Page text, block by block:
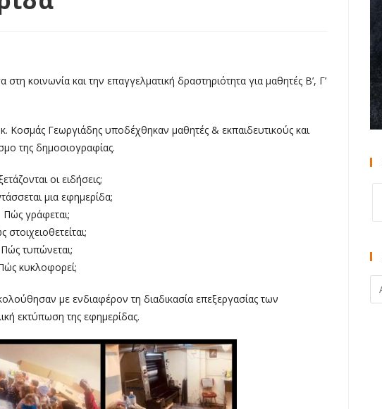
κοινωνία και την επαγγελματική δραστηριότητα για μαθητές Β’, Γ’
Κοσμάς Γεωργιάδης υποδέχθηκαν μαθητές & εκπαιδευτικούς και
της δημοσιογραφίας.
οι ειδήσεις;
μια εφημερίδα;
Πώς γράφεται;
στοιχειοθετείται;
Πώς τυπώνεται;
κυκλοφορεί;
με ενδιαφέρον τη διαδικασία επεξεργασίας των
εκτύπωση της εφημερίδας.